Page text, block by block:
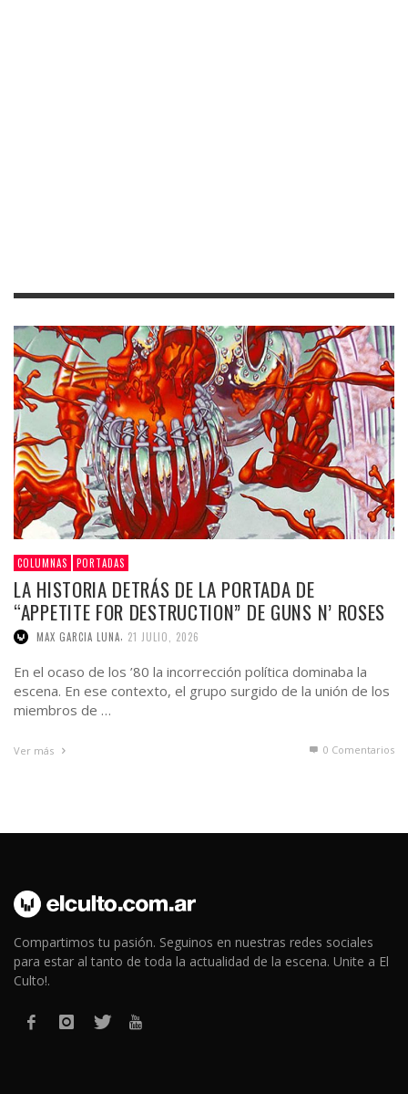
COLUMNAS PORTADAS
LA HISTORIA DETRÁS DE LA PORTADA DE
“APPETITE FOR DESTRUCTION” DE GUNS N’ ROSES
MAX GARCIA LUNA 21 JULIO, 2026
En el ocaso de los ’80 la incorrección política dominaba la
escena. En ese contexto, el grupo surgido de la unión de los
miembros de …
Ver más 0 Comentarios
Compartimos tu pasión. Seguinos en nuestras redes sociales
para estar al tanto de toda la actualidad de la escena. Unite a El
Culto!.